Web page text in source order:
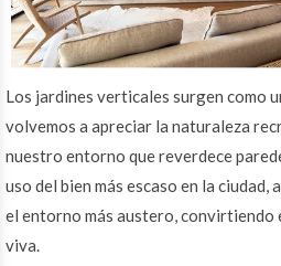
Los jardines verticales surgen como
volvemos a apreciar la naturaleza
nuestro entorno que reverdece
uso del bien más escaso en la
el entorno más austero, convirtiendo
viva.